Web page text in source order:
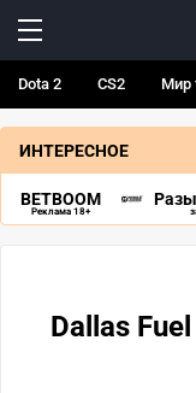
Dota 2 CS2 Мир
ИНТЕРЕСНОЕ
BETBOOM
Реклама 18+
Dallas